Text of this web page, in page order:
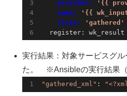
    provider:
'{{
    name:
'{{
    state:
'gathered'
  register: wk_result
実行結果：対象サービスグル
た。 ※Ansibleの実行結果（
"gathered_xml" :